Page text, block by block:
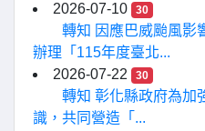
2026-07-10
30
轉知 因應巴威颱風影
辦理「115年度臺北...
2026-07-22
30
轉知 彰化縣政府為加
識，共同營造「...